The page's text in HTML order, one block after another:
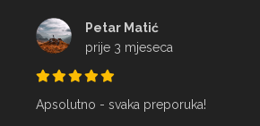
Petar Matić
prije 3 mjeseca
Apsolutno - svaka preporuka!